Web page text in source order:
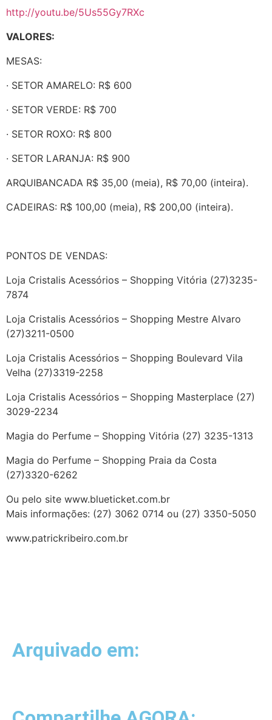
http://youtu.be/5Us55Gy7RXc
VALORES:
MESAS:
· SETOR AMARELO: R$ 600
· SETOR VERDE: R$ 700
· SETOR ROXO: R$ 800
· SETOR LARANJA: R$ 900
ARQUIBANCADA R$ 35,00 (meia), R$ 70,00 (inteira).
CADEIRAS: R$ 100,00 (meia), R$ 200,00 (inteira).
PONTOS DE VENDAS:
Loja Cristalis Acessórios – Shopping Vitória (27)3235-
7874
Loja Cristalis Acessórios – Shopping Mestre Alvaro
(27)3211-0500
Loja Cristalis Acessórios – Shopping Boulevard Vila
Velha (27)3319-2258
Loja Cristalis Acessórios – Shopping Masterplace (27)
3029-2234
Magia do Perfume – Shopping Vitória (27) 3235-1313
Magia do Perfume – Shopping Praia da Costa
(27)3320-6262
Ou pelo site www.blueticket.com.br
Mais informações: (27) 3062 0714 ou (27) 3350-5050
www.patrickribeiro.com.br
Arquivado em: